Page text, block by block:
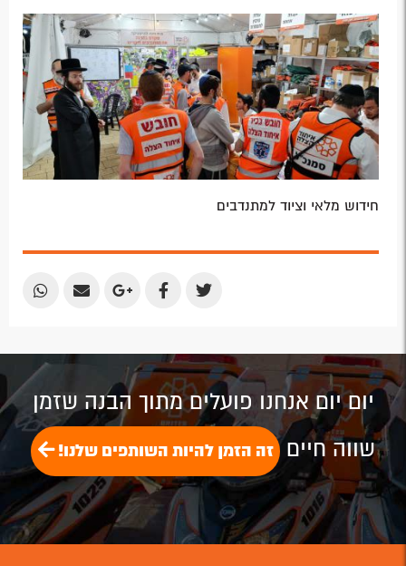
on
Twitter
on
Facebook
on
Google
Plus
by
Email
by
Email
חידוש מלאי וציוד למתנדבים
Share
Share
Share
Share
Share
יום יום אנחנו פועלים מתוך הבנה שזמן
שווה חיים זה הזמן להיות השותפים שלנו!